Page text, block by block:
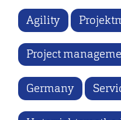
Agility
Project
Germany